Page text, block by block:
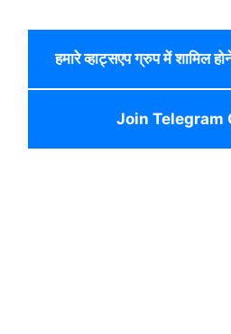
हमारे व्हाट्सएप ग्रुप में शामिल
Join Telegram